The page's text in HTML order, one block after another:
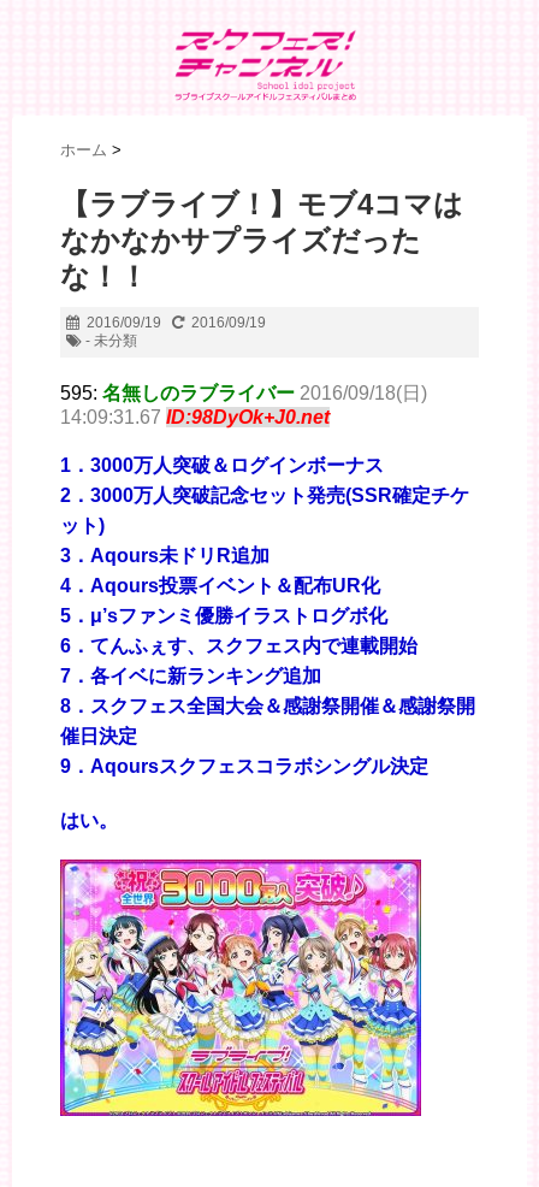
ホーム >
【ラブライブ！】モブ4コマは
なかなかサプライズだった
な！！
2016/09/19
2016/09/19
- 未分類
595: 名無しのラブライバー 2016/09/18(日)
14:09:31.67 ID:98DyOk+J0.net
1．3000万人突破＆ログインボーナス
2．3000万人突破記念セット発売(SSR確定チケ
ット)
3．Aqours未ドリR追加
4．Aqours投票イベント＆配布UR化
5．μ’sファンミ優勝イラストログボ化
6．てんふぇす、スクフェス内で連載開始
7．各イベに新ランキング追加
8．スクフェス全国大会＆感謝祭開催＆感謝祭開
催日決定
9．Aqoursスクフェスコラボシングル決定
はい。